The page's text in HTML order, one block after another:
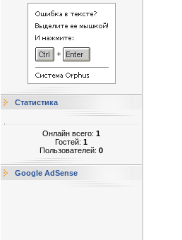
Статистика
Онлайн всего: 1
Гостей: 1
Пользователей: 0
Google AdSense